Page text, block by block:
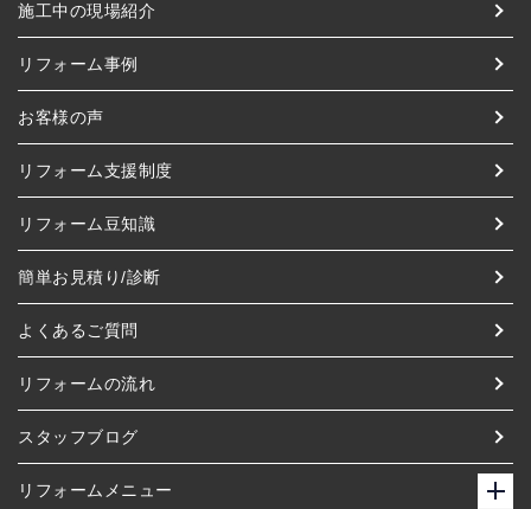
施工中の現場紹介
リフォーム事例
お客様の声
リフォーム支援制度
リフォーム豆知識
簡単お見積り/診断
よくあるご質問
リフォームの流れ
スタッフブログ
リフォームメニュー